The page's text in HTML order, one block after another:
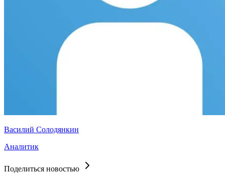
Василий Солодянкин
Аналитик
Поделиться новостью